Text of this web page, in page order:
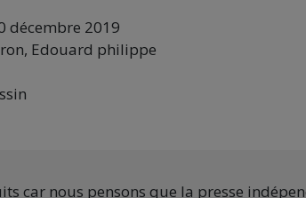
décembre 2019
Edouard philippe
car nous pensons que la presse